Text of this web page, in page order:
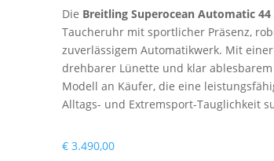
Die Breitling Superocean Automatic 44
Taucheruhr mit sportlicher Präsenz,
zuverlässigem Automatikwerk. Mit
drehbarer Lünette und klar
Modell an Käufer, die eine
Alltags- und Extremsport-Tauglichkeit
€3.490,00